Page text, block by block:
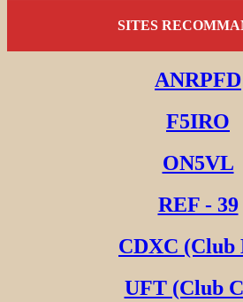
SITES
ANRPFD
F5IRO
ON5VL
REF - 39
CDXC (Club
UFT (Club